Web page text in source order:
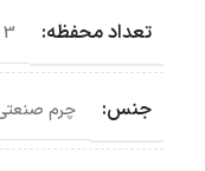
تعداد محفظه: 3 عدد
جنس: چرم